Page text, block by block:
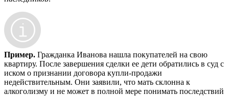
Пример. Гражданка Иванова нашла покупателей на свою
квартиру. После завершения сделки ее дети обратились в суд с
иском о признании договора купли-продажи
недействительным. Они заявили, что мать склонна к
алкоголизму и не может в полной мере понимать последствий